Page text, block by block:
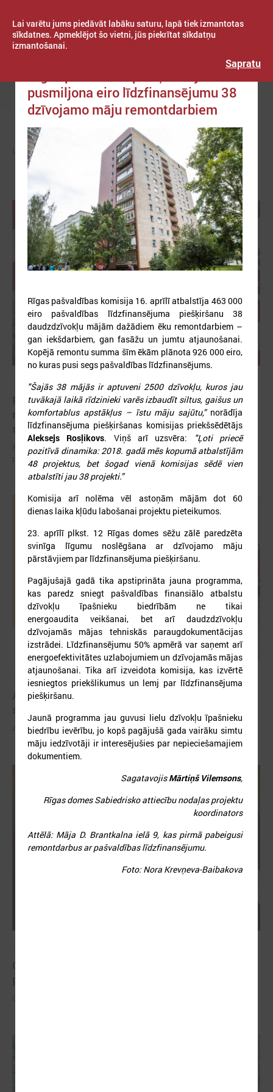
Lai varētu jums piedāvāt labāku saturu, lapā tiek izmantotas
sīkdatnes. Apmeklējot šo vietni, jūs piekrītat sīkdatņu
izmantošanai.
Sapratu
Izvēlne
PAŠVALDĪBĀS
2026. gada 12. jūnijs
Publicēta konferences “Tautas sapulcei – 36”
rezolūcija par vietējās pārstāvniecības
stiprināšanu Latvijā
Publicēta konferences “Tautas sapulcei – 36” rezolūcija par vietējās
pārstāvniecības stiprināšanu Latvijā
2026. gada 03. jūnijs
Aicina pašvaldības pieteikties mācībām "Drošība
Aicina pašvaldības pieteikties mācībām "Drošība sākas ar Tevi!"
pusmiljona eiro līdzfinansējumu 38
dzīvojamo māju remontdarbiem
Rīgas pašvaldības komisija 16. aprīlī atbalstīja 463 000
eiro pašvaldības līdzfinansējuma piešķiršanu 38
daudzdzīvokļu mājām dažādiem ēku remontdarbiem –
gan iekšdarbiem, gan fasāžu un jumtu atjaunošanai.
Kopējā remontu summa šīm ēkām plānota 926 000 eiro,
no kuras pusi segs pašvaldības līdzfinansējums.
"Šajās 38 mājās ir aptuveni 2500 dzīvokļu, kuros jau
tuvākajā laikā rīdzinieki varēs izbaudīt siltus, gaišus un
komfortablus apstākļus – īstu māju sajūtu,”norādīja
līdzfinansējuma piešķiršanas komisijas priekšsēdētājs
Aleksejs Rosļikovs. Viņš arī uzsvēra:
"Ļoti priecē
pozitīvā dinamika: 2018. gadā mēs kopumā atbalstījām
48 projektus, bet šogad vienā komisijas sēdē vien
atbalstīti jau 38 projekti.”
Komisija arī nolēma vēl astoņām mājām dot 60
dienas laika kļūdu labošanai projektu pieteikumos.
23. aprīlī plkst. 12 Rīgas domes sēžu zālē paredzēta
svinīga līgumu noslēgšana ar dzīvojamo māju
pārstāvjiem par līdzfinansējuma piešķiršanu.
Pagājušajā gadā tika apstiprināta jauna programma,
kas paredz sniegt pašvaldības finansiālo atbalstu
dzīvokļu īpašnieku biedrībām ne tikai
energoaudita veikšanai, bet arī daudzdzīvokļu
dzīvojamās mājas tehniskās paraugdokumentācijas
izstrādei. Līdzfinansējumu 50% apmērā var saņemt arī
energoefektivitātes uzlabojumiem un dzīvojamās mājas
atjaunošanai. Tika arī izveidota komisija, kas izvērtē
iesniegtos priekšlikumus un lemj par līdzfinansējuma
piešķiršanu.
Jaunā programma jau guvusi lielu dzīvokļu īpašnieku
biedrību ievērību, jo kopš pagājušā gada vairāku simtu
māju iedzīvotāji ir interesējušies par nepieciešamajiem
dokumentiem.
SagatavojisMārtiņš Vilemsons,
Rīgas domes Sabiedrisko attiecību nodaļas projektu
koordinators
Attēlā: Māja D. Brantkalna ielā 9, kas pirmā pabeigusi
remontdarbus ar pašvaldības līdzfinansējumu.
Foto: Nora Krevņeva-Baibakova